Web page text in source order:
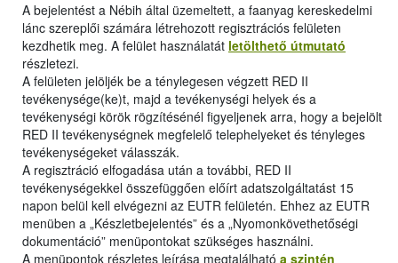
A bejelentést a Nébih által üzemeltett, a faanyag kereskedelmi
lánc szereplői számára létrehozott regisztrációs felületen
kezdhetik meg. A felület használatát letölthető útmutató
részletezi.
A felületen jelöljék be a ténylegesen végzett RED II
tevékenysége(ke)t, majd a tevékenységi helyek és a
tevékenységi körök rögzítésénél figyeljenek arra, hogy a bejelölt
RED II tevékenységnek megfelelő telephelyeket és tényleges
tevékenységeket válasszák.
A regisztráció elfogadása után a további, RED II
tevékenységekkel összefüggően előírt adatszolgáltatást 15
napon belül kell elvégezni az EUTR felületén. Ehhez az EUTR
menüben a „Készletbejelentés” és a „Nyomonkövethetőségi
dokumentáció” menüpontokat szükséges használni.
A menüpontok részletes leírása megtalálható a szintén